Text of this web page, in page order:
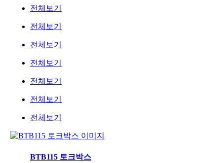
전체보기
전체보기
전체보기
전체보기
전체보기
전체보기
전체보기
BTB115 토크박스